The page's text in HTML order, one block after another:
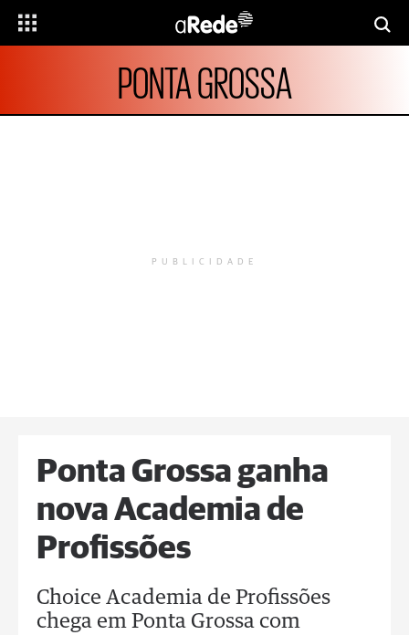
PONTA GROSSA
PUBLICIDADE
Ponta Grossa ganha
nova Academia de
Profissões
Choice Academia de Profissões
chega em Ponta Grossa com